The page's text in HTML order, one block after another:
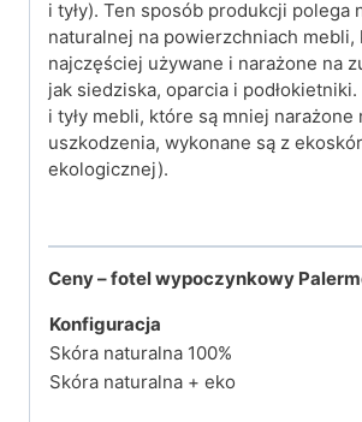
i tyły). Ten sposób produkcji polega
naturalnej na powierzchniach mebli,
najczęściej używane i narażone na
jak siedziska, oparcia i
i tyły mebli, które są mniej narażone
uszkodzenia, wykonane są z
ekologicznej).
Ceny – fotel wypoczynkowy
Konfiguracja
Skóra naturalna 100%
Skóra naturalna + eko